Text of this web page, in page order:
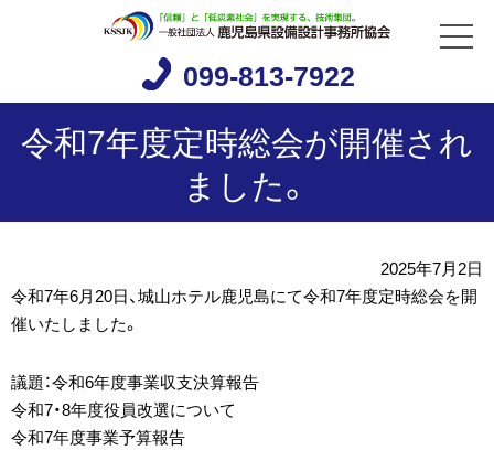
099-813-7922
令和7年度定時総会が開催され
ました。
2025年7月2日
令和7年6月20日、城山ホテル鹿児島にて令和7年度定時総会を開
催いたしました。
議題：令和6年度事業収支決算報告
令和7・8年度役員改選について
令和7年度事業予算報告